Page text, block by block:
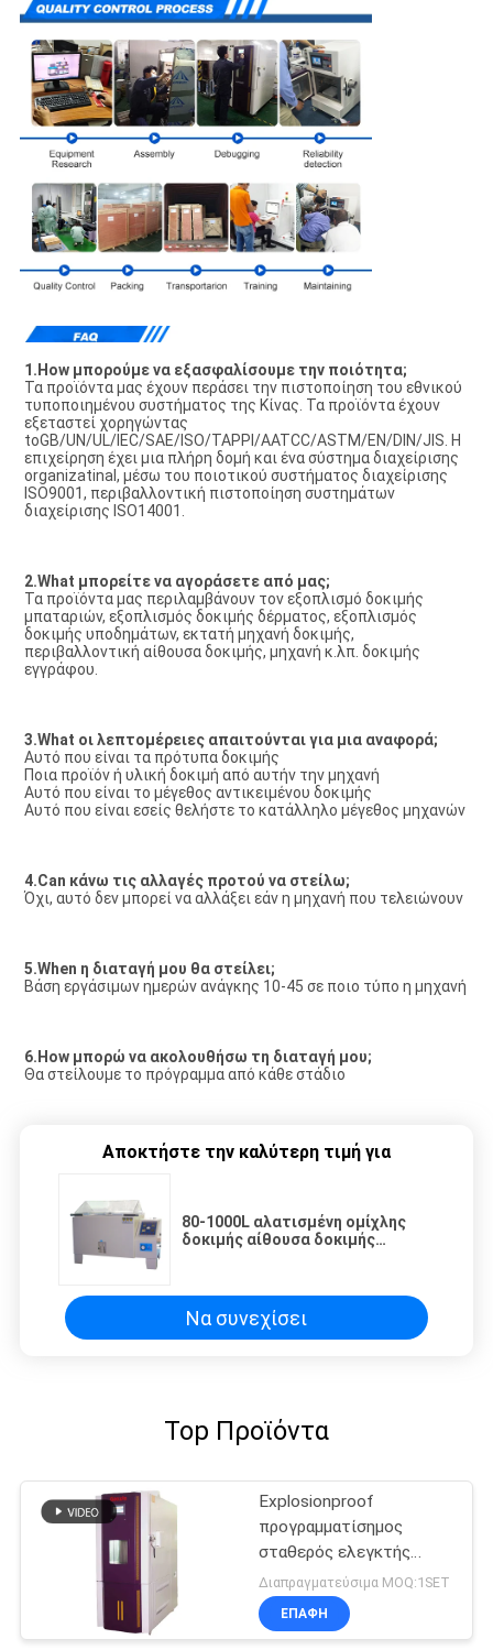
1.How μπορούμε να εξασφαλίσουμε την ποιότητα;
Τα προϊόντα μας έχουν περάσει την πιστοποίηση του εθνικού
τυποποιημένου συστήματος της Κίνας. Τα προϊόντα έχουν
εξεταστεί χορηγώντας
toGB/UN/UL/IEC/SAE/ISO/TAPPI/AATCC/ASTM/EN/DIN/JIS. Η
επιχείρηση έχει μια πλήρη δομή και ένα σύστημα διαχείρισης
organizatinal, μέσω του ποιοτικού συστήματος διαχείρισης
ISO9001, περιβαλλοντική πιστοποίηση συστημάτων
διαχείρισης ISO14001.
2.What μπορείτε να αγοράσετε από μας;
Τα προϊόντα μας περιλαμβάνουν τον εξοπλισμό δοκιμής
μπαταριών, εξοπλισμός δοκιμής δέρματος, εξοπλισμός
δοκιμής υποδημάτων, εκτατή μηχανή δοκιμής,
περιβαλλοντική αίθουσα δοκιμής, μηχανή κ.λπ. δοκιμής
εγγράφου.
3.What οι λεπτομέρειες απαιτούνται για μια αναφορά;
Αυτό που είναι τα πρότυπα δοκιμής
Ποια προϊόν ή υλική δοκιμή από αυτήν την μηχανή
Αυτό που είναι το μέγεθος αντικειμένου δοκιμής
Αυτό που είναι εσείς θελήστε το κατάλληλο μέγεθος μηχανών
4.Can κάνω τις αλλαγές προτού να στείλω;
Όχι, αυτό δεν μπορεί να αλλάξει εάν η μηχανή που τελειώνουν
5.When η διαταγή μου θα στείλει;
Βάση εργάσιμων ημερών ανάγκης 10-45 σε ποιο τύπο η μηχανή
6.How μπορώ να ακολουθήσω τη διαταγή μου;
Θα στείλουμε το πρόγραμμα από κάθε στάδιο
Αποκτήστε την καλύτερη τιμή για
80-1000L αλατισμένη ομίχλης
δοκιμής αίθουσα δοκιμής
Να συνεχίσει
Top Προϊόντα
Explosionproof
προγραμματίσημος
σταθερός ελεγκτής
θερμοκρασίας και
υγρασίας
Διαπραγματεύσιμα MOQ:1SET
ΕΠΑΦΉ